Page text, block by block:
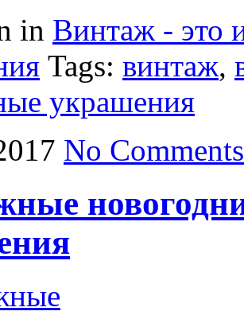
in Винтаж - это
Tags: винтаж,
украшения
No Comments